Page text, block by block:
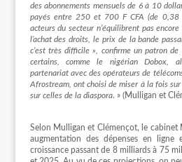
des abonnements mensuels de 6 à 10
payés entre 250 et 700 F CFA (de
acteurs du secteur n’équilibrent pas
l’achat des droits, le prix de la bande
c’est très difficile », confirme un patron
certains, comme le nigérian Dobox,
partenariat avec des opérateurs de
Afrostream, ont choisi de miser à la fois
sur celles de la diaspora. » (Mulligan et
Selon Mulligan et Clémençot, le cabinet
augmentation des dépenses en ligne
croissance passant de 8 milliards à 75